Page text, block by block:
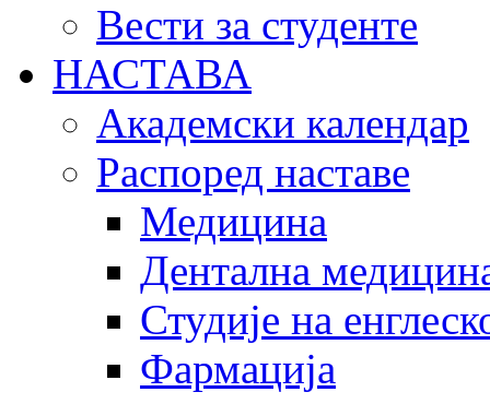
Вести за студенте
НАСТАВА
Академски календар
Распоред наставе
Медицина
Дентална
Студије на
Фармација